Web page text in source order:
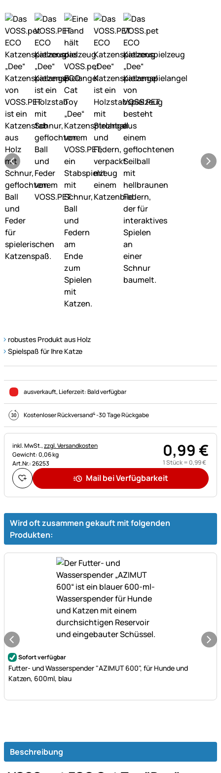
robustes Produkt aus Holz
Spielspaß für Ihre Katze
ausverkauft, Lieferzeit:Bald verfügbar
Kostenloser Rückversand4-30 Tage Rückgabe
Steuerhinweis:
inkl. MwSt.,zzgl. Versandkosten
Gewicht: 0,06 kg
Art.Nr.: 26253
0,99€
1 Stück = 0,99€
Mail bei Verfügbarkeit
Wird oft zusammen gekauft mit folgenden
Produkten:
Noch keine Bewertungen abgegeben
Sofort verfügbar
Futter- und Wasserspender "AZIMUT 600", für Hunde und
Katzen, 600ml, blau
Beschreibung